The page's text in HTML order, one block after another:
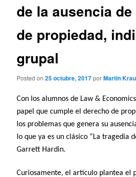
de la ausencia
de propiedad,
grupal
Posted on25 octubre, 2017porMartin
Con los alumnos de Law &
papel que cumple el derecho de
los problemas que genera su
lo que ya es un clásico “La tragedia
Garrett Hardin.
Curiosamente, el artículo plantea el